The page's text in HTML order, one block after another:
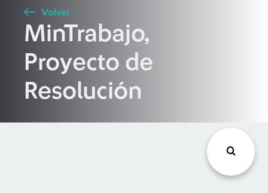
Buscar
Volver
MinTrabajo,
Proyecto de
Resolución